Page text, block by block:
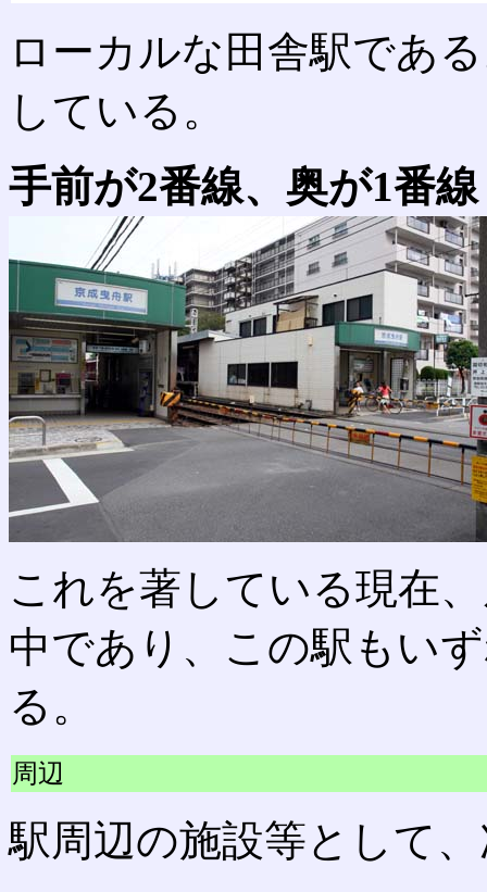
ローカルな田舎駅であ
している。
手前が2番線、奥が1番線
これを著している現在
中であり、この駅もい
る。
周辺
駅周辺の施設等として